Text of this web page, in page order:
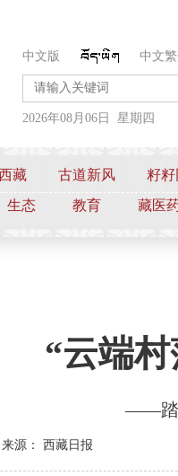
中文版 中文
2026年08月06日 星期四
藏 古道新风 籽
生态 教育 藏医
“云端
——踏
来源： 西藏日报